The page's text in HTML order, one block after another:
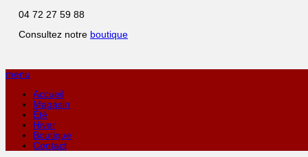
04 72 27 59 88
Consultez notre boutique
menu
Accueil
Magasin
Été
Hiver
Boutique
Contact